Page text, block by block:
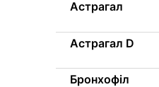
Астрагал
Астрагал D
Бронхофіл